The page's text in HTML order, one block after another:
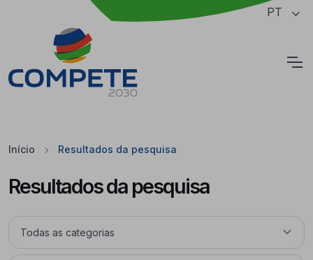
Saltar para o conteúdo principal da página PT
Início Resultados da pesquisa
Resultados da pesquisa